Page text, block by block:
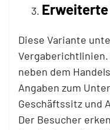
Diese Variante
neben dem
Angaben zum
Geschäftssitz und
Der Besucher